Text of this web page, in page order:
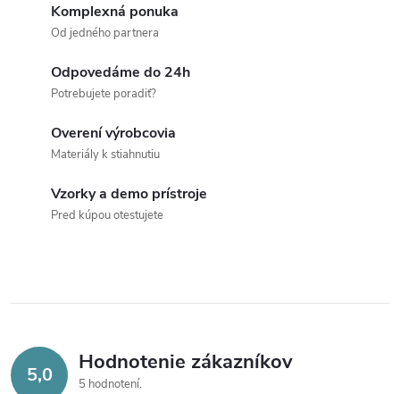
Komplexná ponuka
Od jedného partnera
Odpovedáme do 24h
Potrebujete poradiť?
Overení výrobcovia
Materiály k stiahnutiu
Vzorky a demo prístroje
Pred kúpou otestujete
5,0 Hodnotenie zákazníkov
5 hodnotení